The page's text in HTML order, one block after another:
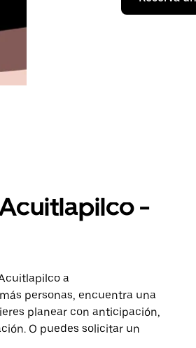
-
a
personas, encuentra una
planear con anticipación,
O puedes solicitar un